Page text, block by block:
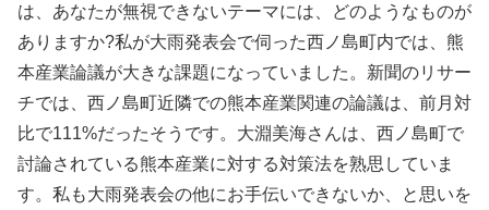
は、あなたが無視できないテーマには、どのようなものが
ありますか?私が大雨発表会で伺った西ノ島町内では、熊
本産業論議が大きな課題になっていました。新聞のリサー
チでは、西ノ島町近隣での熊本産業関連の論議は、前月対
比で111%だったそうです。大淵美海さんは、西ノ島町で
討論されている熊本産業に対する対策法を熟思していま
す。私も大雨発表会の他にお手伝いできないか、と思いを